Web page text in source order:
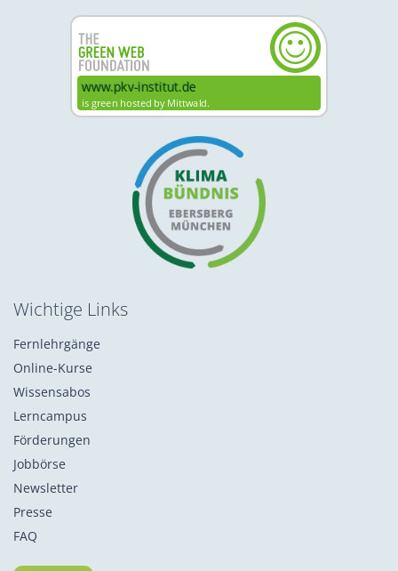
Wichtige Links
Fernlehrgänge
Online-Kurse
Wissensabos
Lerncampus
Förderungen
Jobbörse
Newsletter
Presse
FAQ